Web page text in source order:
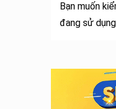
Bạn muốn
đang sử